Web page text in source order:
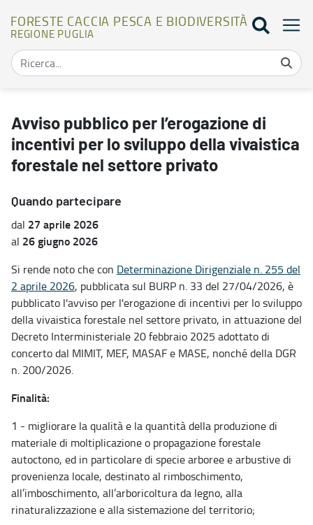
FORESTE CACCIA PESCA E BIODIVERSITÀ
REGIONE PUGLIA
Avviso pubblico per l’erogazione di
incentivi per lo sviluppo della vivaistica
forestale nel settore privato
Quando partecipare
dal 27 aprile 2026
al 26 giugno 2026
Si rende noto che con Determinazione Dirigenziale n. 255 del
2 aprile 2026, pubblicata sul BURP n. 33 del 27/04/2026, è
pubblicato l'avviso per l'erogazione di incentivi per lo sviluppo
della vivaistica forestale nel settore privato, in attuazione del
Decreto Interministeriale 20 febbraio 2025 adottato di
concerto dal MIMIT, MEF, MASAF e MASE, nonché della DGR
n. 200/2026.
Finalità:
1 - migliorare la qualità e la quantità della produzione di
materiale di moltiplicazione o propagazione forestale
autoctono, ed in particolare di specie arboree e arbustive di
provenienza locale, destinato al rimboschimento,
all’imboschimento, all’arboricoltura da legno, alla
rinaturalizzazione e alla sistemazione del territorio;